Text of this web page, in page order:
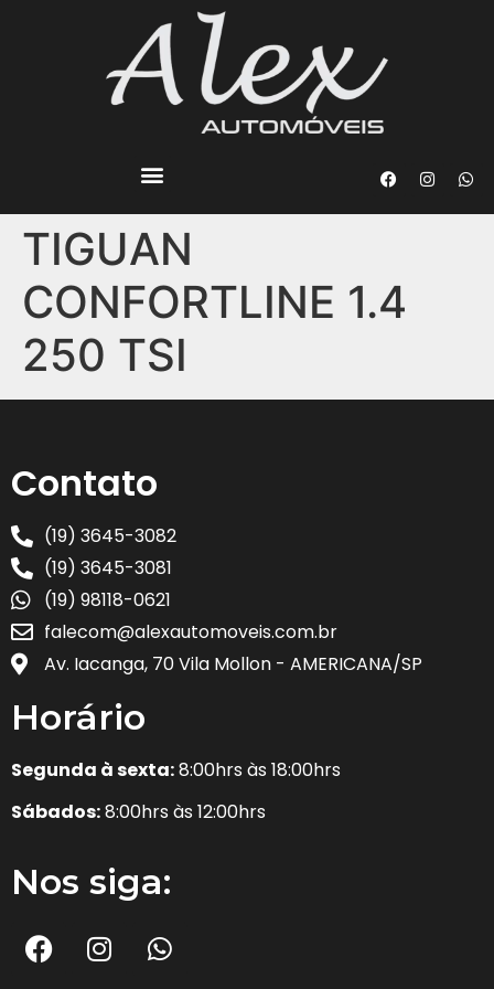
TIGUAN
CONFORTLINE 1.4
250 TSI
Contato
(19) 3645-3082
(19) 3645-3081
(19) 98118-0621
falecom@alexautomoveis.com.br
Av. Iacanga, 70 Vila Mollon - AMERICANA/SP
Horário
Segunda à sexta:8:00hrs às 18:00hrs
Sábados:8:00hrs às 12:00hrs
Nos siga: